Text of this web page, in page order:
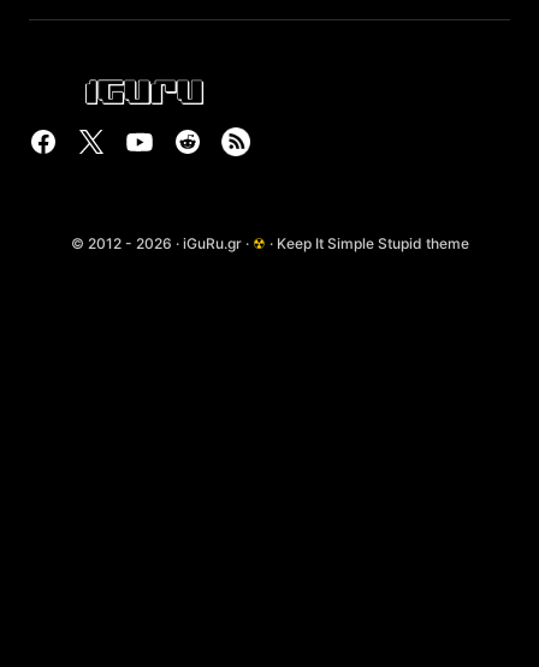
© 2012 - 2026 · iGuRu.gr · ☢ · Keep It Simple Stupid theme